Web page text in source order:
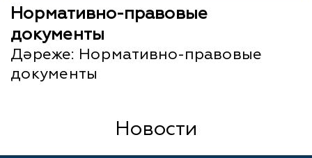
Нормативно-правовые
документы
Дәреже: Нормативно-правовые
документы
Новости